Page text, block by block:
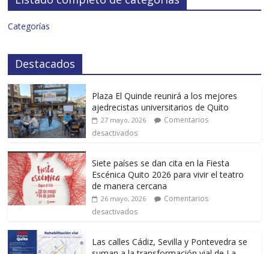
Categorías
Destacados
Plaza El Quinde reunirá a los mejores
ajedrecistas universitarios de Quito
27 mayo, 2026
Comentarios
desactivados
Siete países se dan cita en la Fiesta
Escénica Quito 2026 para vivir el teatro
de manera cercana
26 mayo, 2026
Comentarios
desactivados
Las calles Cádiz, Sevilla y Pontevedra se